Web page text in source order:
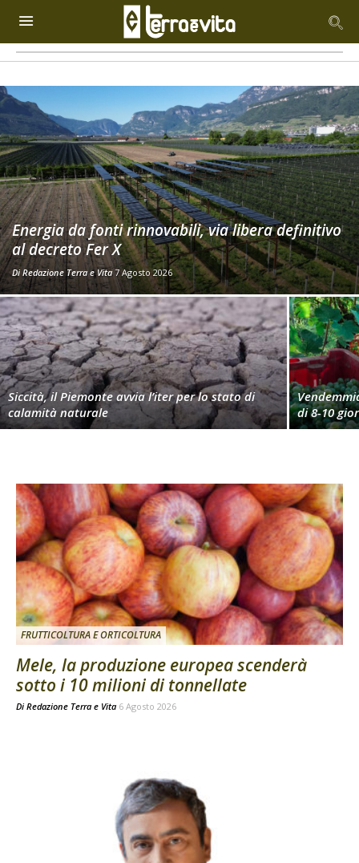
Energia da fonti rinnovabili, via libera definitivo
al decreto Fer X
Di Redazione Terra e Vita 7 Agosto 2026
Siccità, il Piemonte avvia l’iter per lo stato di
calamità naturale
di 8-10
FRUTTICOLTURA E ORTICOLTURA
Mele, la produzione europea scenderà
sotto i 10 milioni di tonnellate
Di Redazione Terra e Vita 6 Agosto 2026